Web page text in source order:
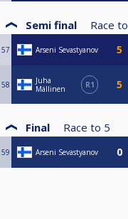
Semi final Race to
57 Arseni Sevastyanov
58
Juha
Mällinen
R1
Final Race to 5
59 Arseni Sevastyanov